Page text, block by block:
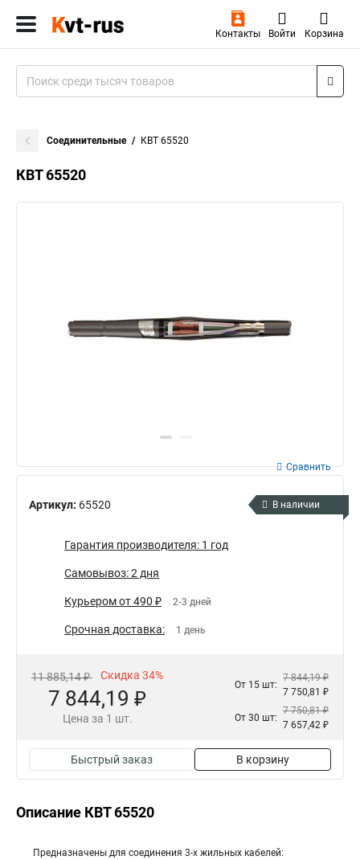
Контакты Войти Корзина
Соединительные КВТ 65520
КВТ 65520
Артикул: 65520
Сравнить
В наличии
Гарантия производителя: 1 год
Самовывоз: 2 дня
Курьером от 490 ₽ 2-3 дней
Срочная доставка: 1 день
11 885,14 ₽ Скидка 34%
7 844,19 ₽
Цена за 1 шт.
От 15 шт:
7 844,19 ₽
7 750,81 ₽
От 30 шт:
7 750,81 ₽
7 657,42 ₽
Быстрый заказ В корзину
Описание КВТ 65520
Предназначены для соединения 3-х жильных кабелей: